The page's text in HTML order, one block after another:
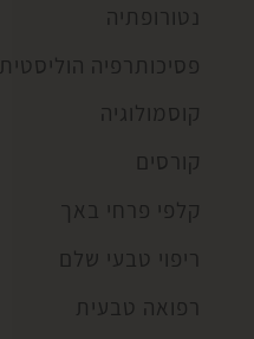
נטורופתיה
פסיכותרפיה הוליסטית
קוסמולוגיה
קורסים
קלפי פרחי באך
ריפוי טבעי שלם
רפואה טבעית